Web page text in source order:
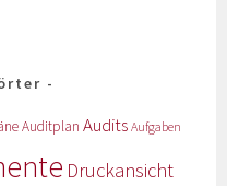
Auditplan Audits Aufgaben
Druckansicht